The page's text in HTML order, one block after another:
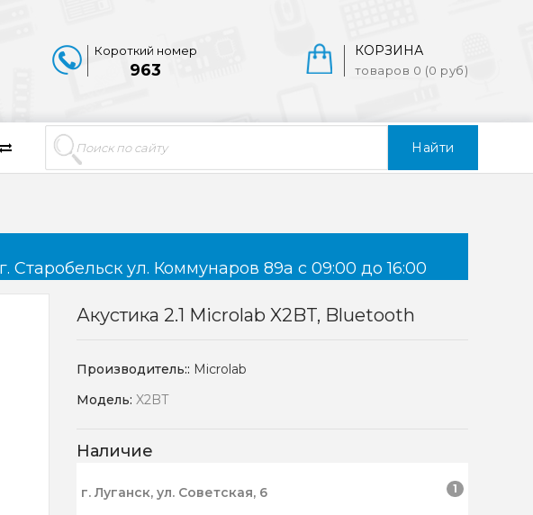
Найти
КОРЗИНА
товаров 0 (0 руб)
Короткий номер
963
Старобельск ул. Коммунаров 89а с 09:00 до 16:00
Акустика 2.1 Microlab X2BT, Bluetooth
Производитель:: Microlab
Модель:X2BT
Наличие
г. Луганск, ул. Советская, 6 1